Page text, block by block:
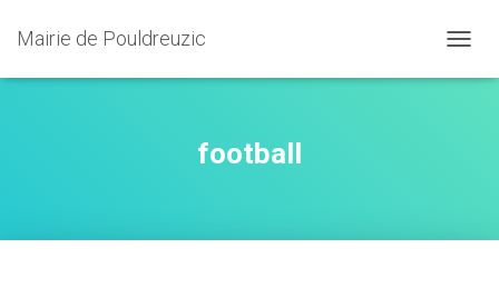
Mairie de Pouldreuzic
football